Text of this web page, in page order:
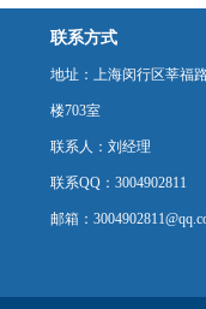
联系方式
地址：上海闵行区莘福
楼703室
联系人：刘经理
联系QQ：3004902811
邮箱：